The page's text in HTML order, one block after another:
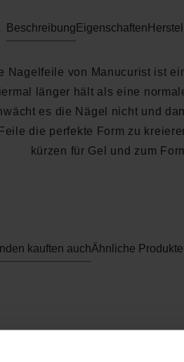
Beschreibung Eigenschaften
Nagelfeile von Manucurist ist
länger hält als eine
es die Nägel nicht und
die perfekte Form zu
kürzen für Gel und zum
kauften auchÄhnliche Produkte